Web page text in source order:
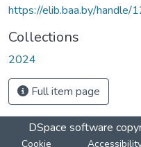
https://elib.baa.by/
Collections
2024
Full item page
DSpace software
Cookie